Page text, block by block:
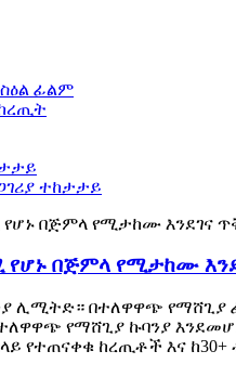
ፊልም
ተከታታይ
የሆኑ በጅምላ የሚታከሙ
ሊሚትድ። በተለዋዋጭ የማሸጊያ
ተለዋዋጭ የማሸጊያ ኩባንያ
የተጠናቀቁ ከረጢቶች እና